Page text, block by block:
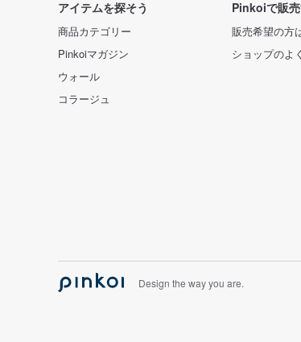
アイテムを探そう
商品カテゴリー
Pinkoiマガジン
ウォール
コラージュ
Pinkoiで販
販売希望の方
ショップのよ
Design the way you are.